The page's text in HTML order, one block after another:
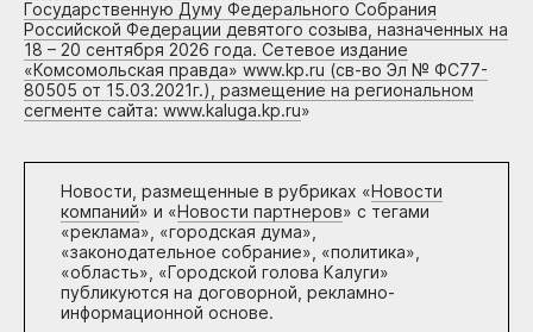
Государственную Думу Федерального Собрания
Российской Федерации девятого созыва, назначенных на
18 – 20 сентября 2026 года. Сетевое издание
«Комсомольская правда» www.kp.ru (св-во Эл № ФС77-
80505 от 15.03.2021г.), размещение на региональном
сегменте сайта: www.kaluga.kp.ru»
Новости, размещенные в рубриках «Новости
компаний» и «Новости партнеров» с тегами
«реклама», «городская дума»,
«законодательное собрание», «политика»,
«область», «Городской голова Калуги»
публикуются на договорной, рекламно-
информационной основе.